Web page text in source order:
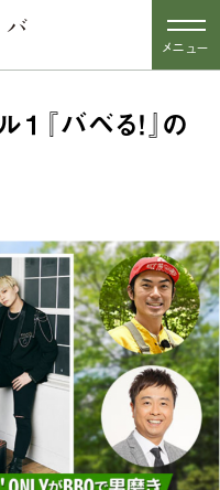
メニュー
『バベる！』の